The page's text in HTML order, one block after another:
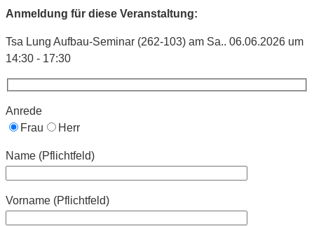
Anmeldung für diese Veranstaltung:
Tsa Lung Aufbau-Seminar (262-103) am Sa.. 06.06.2026 um
14:30 - 17:30
Anrede
Frau
Herr
Name (Pflichtfeld)
Vorname (Pflichtfeld)